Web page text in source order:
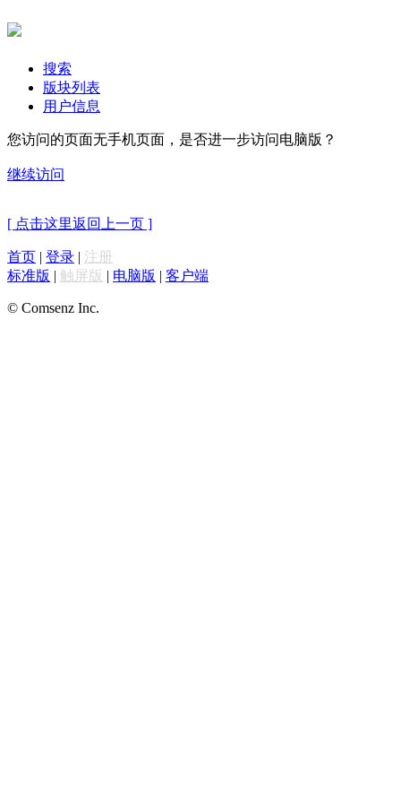
搜索
版块列表
用户信息
您访问的页面无手机页面，是否进一步访问电脑版？
继续访问
[ 点击这里返回上一页 ]
首页 | 登录 | 注册
标准版 | 触屏版 | 电脑版 | 客户端
© Comsenz Inc.